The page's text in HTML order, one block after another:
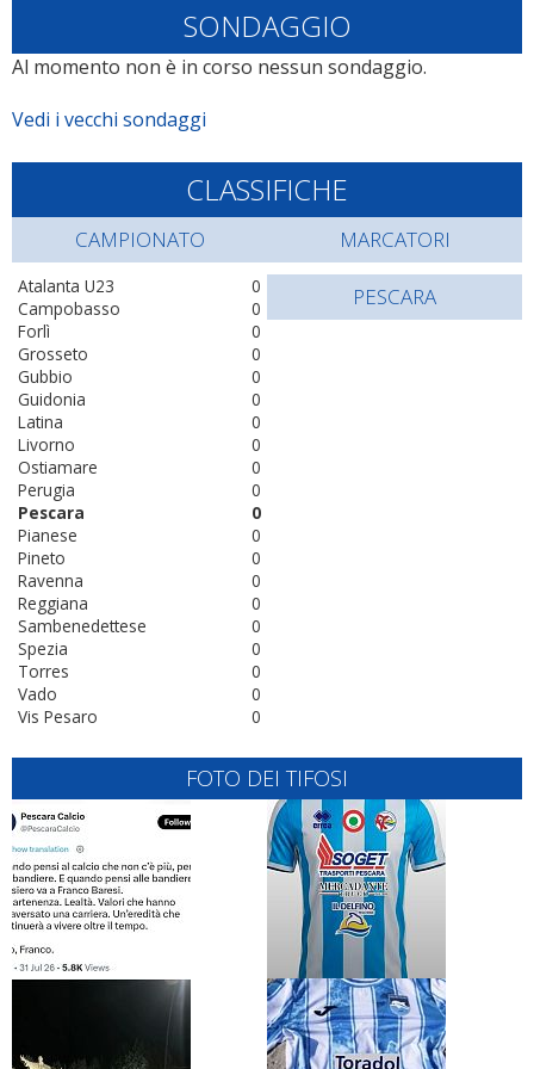
SONDAGGIO
Al momento non è in corso nessun sondaggio.
Vedi i vecchi sondaggi
CLASSIFICHE
CAMPIONATO
0
Atalanta U23
0
Campobasso
0
Forlì
0
Grosseto
0
Gubbio
0
Guidonia
0
Latina
0
Livorno
0
Ostiamare
0
Perugia
0
Pescara
0
Pianese
0
Pineto
0
Ravenna
0
Reggiana
0
Sambenedettese
0
Spezia
0
Torres
0
Vado
0
Vis Pesaro
MARCATORI
PESCARA
FOTO DEI TIFOSI